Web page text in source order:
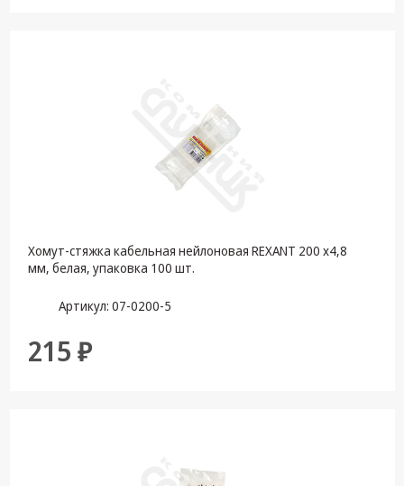
Хомут-стяжка кабельная нейлоновая REXANT 200 x4,8
мм, белая, упаковка 100 шт.
Артикул: 07-0200-5
215 ₽